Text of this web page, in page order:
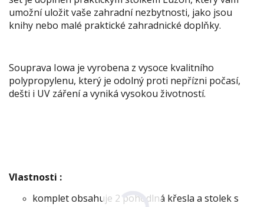
umožní uložit vaše zahradní nezbytnosti, jako jsou
knihy nebo malé praktické zahradnické doplňky.
Souprava Iowa je vyrobena z vysoce kvalitního
polypropylenu, který je odolný proti nepřízni počasí,
dešti i UV záření a vyniká vysokou životností.
Vlastnosti :
komplet obsahuje 2 pohodlná křesla a stolek s